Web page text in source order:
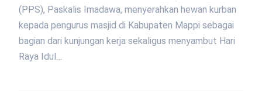
(PPS), Paskalis Imadawa, menyerahkan hewan kurban
kepada pengurus masjid di Kabupaten Mappi sebagai
bagian dari kunjungan kerja sekaligus menyambut Hari
Raya Idul…